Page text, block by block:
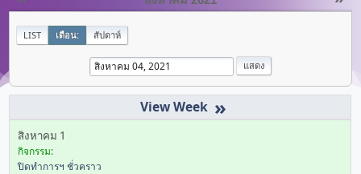
LIST เดือน: สัปดาห์
»
สิงหาคม 1
กิจกรรม:
ปิดทำการฯ ชั่วคราว